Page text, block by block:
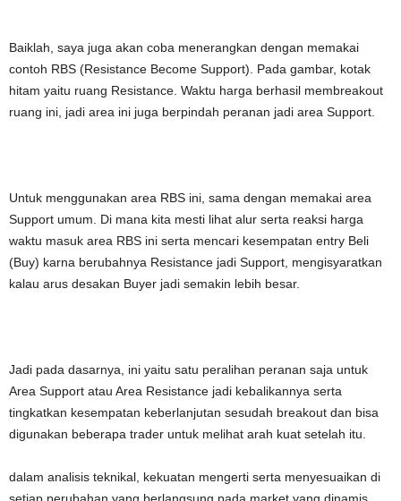
Baiklah, saya juga akan coba menerangkan dengan memakai
contoh RBS (Resistance Become Support). Pada gambar, kotak
hitam yaitu ruang Resistance. Waktu harga berhasil membreakout
ruang ini, jadi area ini juga berpindah peranan jadi area Support.
Untuk menggunakan area RBS ini, sama dengan memakai area
Support umum. Di mana kita mesti lihat alur serta reaksi harga
waktu masuk area RBS ini serta mencari kesempatan entry Beli
(Buy) karna berubahnya Resistance jadi Support, mengisyaratkan
kalau arus desakan Buyer jadi semakin lebih besar.
Jadi pada dasarnya, ini yaitu satu peralihan peranan saja untuk
Area Support atau Area Resistance jadi kebalikannya serta
tingkatkan kesempatan keberlanjutan sesudah breakout dan bisa
digunakan beberapa trader untuk melihat arah kuat setelah itu.
dalam analisis teknikal, kekuatan mengerti serta menyesuaikan di